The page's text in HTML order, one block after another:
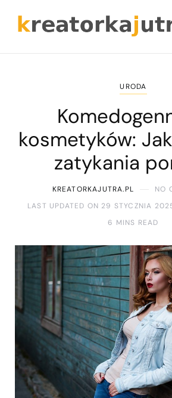
URODA
kosmetyków:
zatykania
KREATORKAJUTRA.PL
NO
LAST UPDATED ON 29 STYCZNIA
6 MINS READ